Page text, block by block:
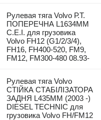
Рулевая тяга Volvo Р.Т.
ПОПЕРЕЧНА L1634MM
C.E.I. для грузовика
Volvo FH12 (G1/2/3/4),
FH16, FH400-520, FM9,
FM12, FM300-480 08.93-
Рулевая тяга Volvo
СТІЙКА СТАБІЛІЗАТОРА
ЗАДНЯ L435MM (2003 -)
DIESEL TECHNIC для
грузовика Volvo FH/FM12